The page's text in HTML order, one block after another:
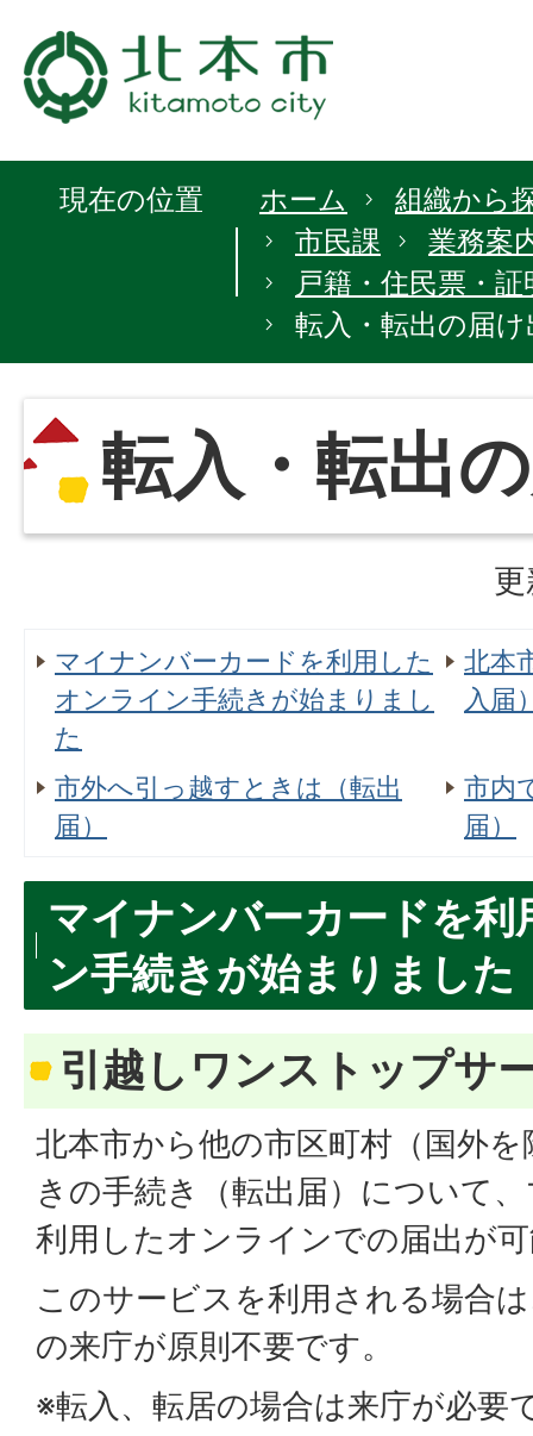
現在の位置 ホーム
組織から
市民課
業務案
戸籍・住民票・証
転入・転出の届け
転入・転出
マイナンバーカードを利用した
オンライン手続きが始まりまし
た
北本
入届
市外へ引っ越すときは（転出
届）
市内
届）
マイナンバーカードを
ン手続きが始まりました
引越しワンストップサ
北本市から他の市区町村（国外
きの手続き（転出届）について
利用したオンラインでの届出が
このサービスを利用される場合
の来庁が原則不要です。
※転入、転居の場合は来庁が必要